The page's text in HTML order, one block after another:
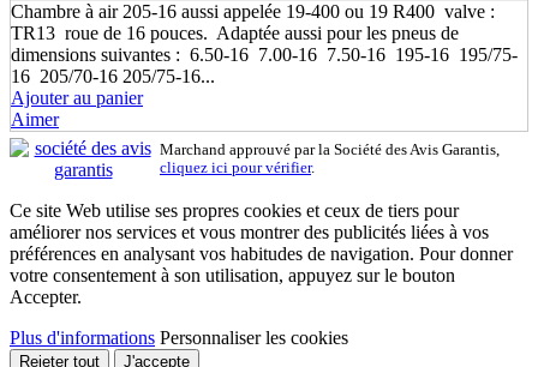
Chambre à air 205-16 aussi appelée 19-400 ou 19 R400 valve :
TR13 roue de 16 pouces. Adaptée aussi pour les pneus de
dimensions suivantes : 6.50-16 7.00-16 7.50-16 195-16 195/75-
16 205/70-16 205/75-16...
Ajouter au panier
Aimer
Marchand approuvé par la Société des Avis Garantis,
cliquez ici pour vérifier.
Ce site Web utilise ses propres cookies et ceux de tiers pour
améliorer nos services et vous montrer des publicités liées à vos
préférences en analysant vos habitudes de navigation. Pour donner
votre consentement à son utilisation, appuyez sur le bouton
Accepter.
Plus d'informations Personnaliser les cookies
Rejeter tout J'accepte